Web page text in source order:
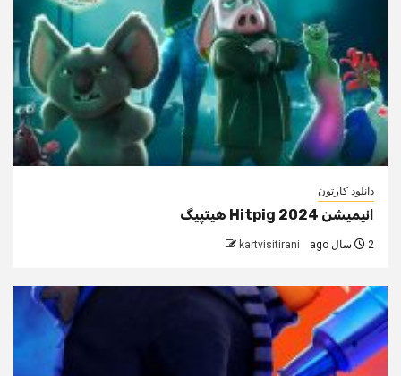
دانلود کارتون
انیمیشن Hitpig 2024 هیتپیگ
2 سال ago kartvisitirani